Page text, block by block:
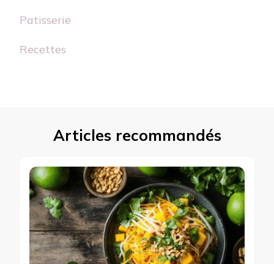
Patisserie
Recettes
Articles recommandés